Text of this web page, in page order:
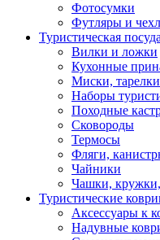
Фотосумки
Футляры и
Туристическая посуда
Вилки и ложки
Кухонные
Миски, тарелки
Наборы
Походные
Сковороды
Термосы
Фляги,
Чайники
Чашки,
Туристические
Аксессуары к
Надувные